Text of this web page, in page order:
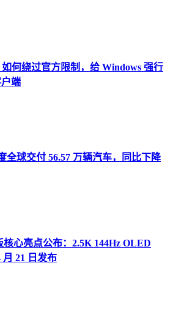
何绕过官方限制，给 Windows 强行
端
全球交付 56.57 万辆汽车，同比下降
心亮点公布：2.5K 144Hz OLED
月 21 日发布